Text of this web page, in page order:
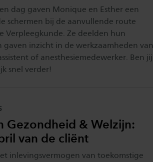
dag gaven Monique en Esther een
schermen bij de aanvullende route
Verpleegkunde. Ze deelden hun
gaven inzicht in de werkzaamheden van
of anesthesiemedewerker. Ben jij
snel verder!
Gezondheid & Welzijn:
van de cliënt
inlevingsvermogen van toekomstige